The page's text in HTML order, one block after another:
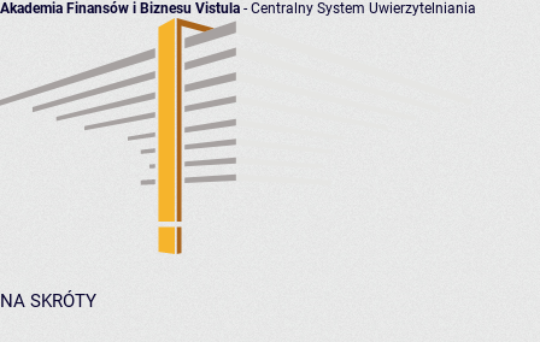
Akademia Finansów i Biznesu Vistula - Centralny System Uwierzytelniania
NA SKRÓTY